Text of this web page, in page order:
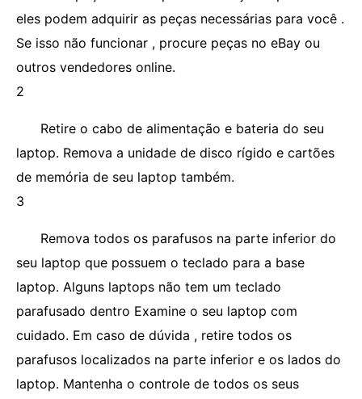
eles podem adquirir as peças necessárias para você .
Se isso não funcionar , procure peças no eBay ou
outros vendedores online.
2
Retire o cabo de alimentação e bateria do seu
laptop. Remova a unidade de disco rígido e cartões
de memória de seu laptop também.
3
Remova todos os parafusos na parte inferior do
seu laptop que possuem o teclado para a base
laptop. Alguns laptops não tem um teclado
parafusado dentro Examine o seu laptop com
cuidado. Em caso de dúvida , retire todos os
parafusos localizados na parte inferior e os lados do
laptop. Mantenha o controle de todos os seus